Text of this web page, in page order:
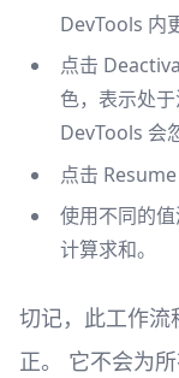
DevTools 内
点击
色，表示处
DevTools 会
点击
使用不同的
计算求和。
切记，此工作流
正。 它不会为